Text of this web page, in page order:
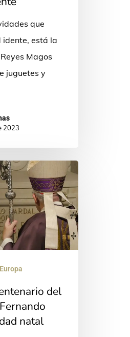
que
idente, está la
Magos
juguetes y
2023
Europa
del
natal